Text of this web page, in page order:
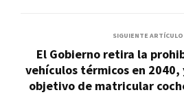
SIGUIENTE ARTÍCULO
El Gobierno retira la
vehículos térmicos en 2040,
objetivo de matricular